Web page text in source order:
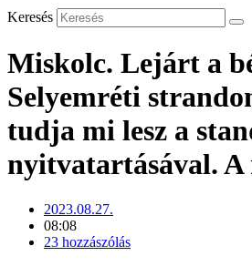
Keresés
Miskolc. Lejárt a
Selyemréti
tudja mi lesz a
nyitvatartásával. A
2023.08.27.
08:08
23 hozzászólás